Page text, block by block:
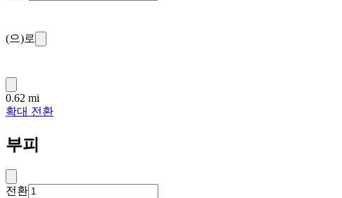
(으)로
0.62 mi
확대 전환
부피
전환